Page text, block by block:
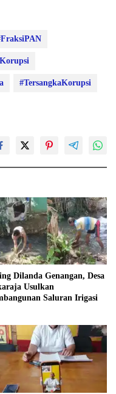
#TersangkaKorupsi
Dilanda Genangan, Desa
Usulkan
Saluran Irigasi